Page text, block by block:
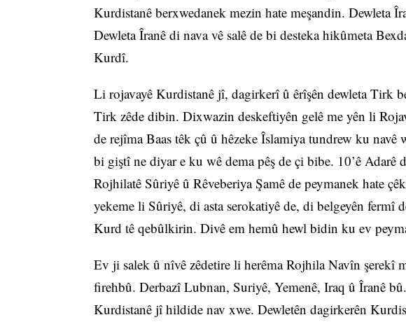
Kurdistanê berxwedanek mezin hate meşandin. Dewleta
Dewleta Îranê di nava vê salê de bi desteka hikûmeta
Kurdî.
Li rojavayê Kurdistanê jî, dagirkerî û êrîşên dewleta Tirk
Tirk zêde dibin. Dixwazin deskeftiyên gelê me yên li
de rejîma Baas têk çû û hêzeke Îslamiya tundrew ku
bi giştî ne diyar e ku wê dema pêş de çi bibe. 10’ê Adarê
Rojhilatê Sûriyê û Rêveberiya Şamê de peymanek hate
yekeme li Sûriyê, di asta serokatiyê de, di belgeyên fermî
Kurd tê qebûlkirin. Divê em hemû hewl bidin ku ev
Ev ji salek û nîvê zêdetire li herêma Rojhila Navîn şerekî
firehbû. Derbazî Lubnan, Suriyê, Yemenê, Iraq û Îranê
Kurdistanê jî hildide nav xwe. Dewletên dagirkerên